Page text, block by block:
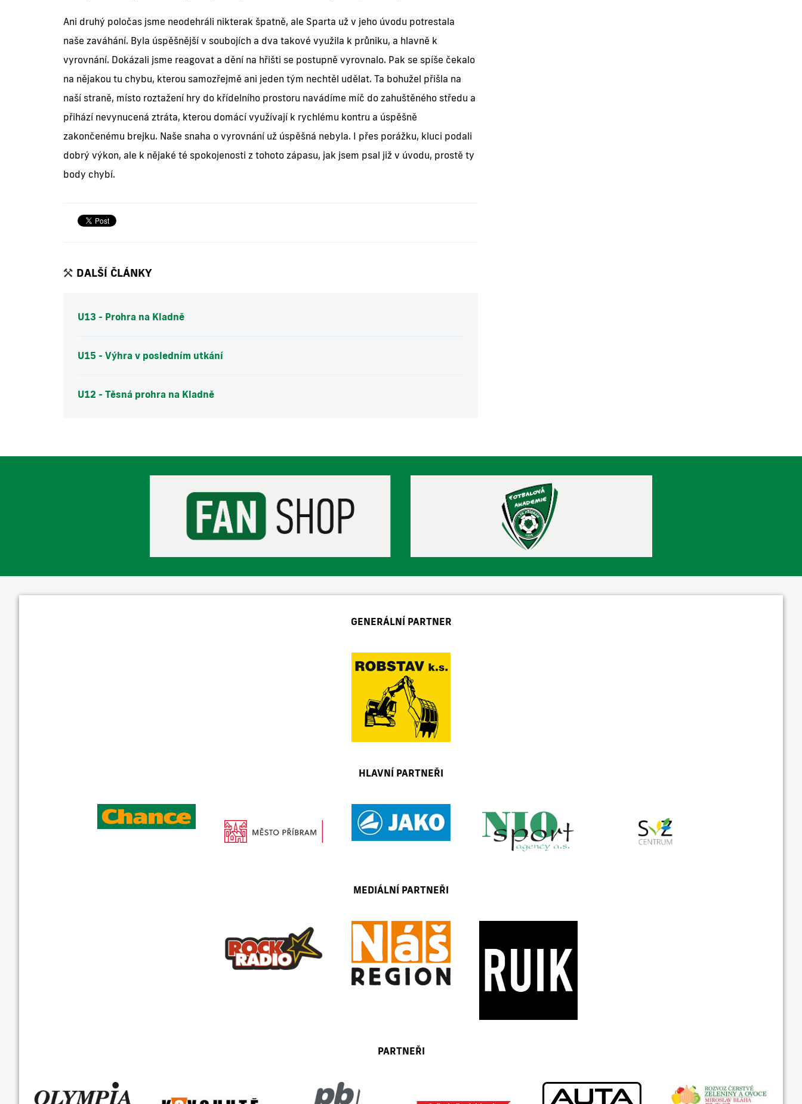
Ani druhý poločas jsme neodehráli nikterak špatně, ale Sparta už v jeho úvodu potrestala
naše zaváhání. Byla úspěšnější v soubojích a dva takové využila k průniku, a hlavně k
vyrovnání. Dokázali jsme reagovat a dění na hřišti se postupně vyrovnalo. Pak se spíše čekalo
na nějakou tu chybu, kterou samozřejmě ani jeden tým nechtěl udělat. Ta bohužel přišla na
naší straně, místo roztažení hry do křídelního prostoru navádíme míč do zahuštěného středu a
přihází nevynucená ztráta, kterou domácí využívají k rychlému kontru a úspěšně
zakončenému brejku. Naše snaha o vyrovnání už úspěšná nebyla. I přes porážku, kluci podali
dobrý výkon, ale k nějaké té spokojenosti z tohoto zápasu, jak jsem psal již v úvodu, prostě ty
body chybí.
DALŠÍ ČLÁNKY
U13 - Prohra na Kladně
U15 - Výhra v posledním utkání
U12 - Těsná prohra na Kladně
GENERÁLNÍ PARTNER
HLAVNÍ PARTNEŘI
MEDIÁLNÍ PARTNEŘI
PARTNEŘI